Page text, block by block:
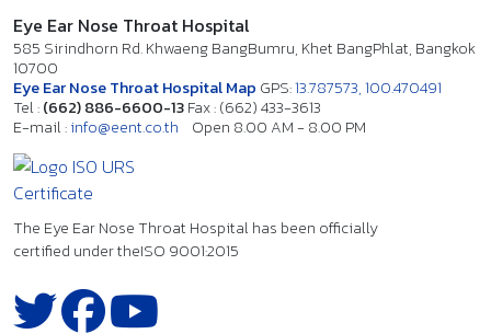
Eye Ear Nose Throat Hospital
585 Sirindhorn Rd. Khwaeng BangBumru, Khet BangPhlat, Bangkok
10700
Eye Ear Nose Throat Hospital Map GPS:13.787573, 100.470491
Tel :(662) 886-6600-13Fax : (662) 433-3613
E-mail :info@eent.co.th Open 8.00 AM - 8.00 PM
The Eye Ear Nose Throat Hospital has been officially
certified under theISO 9001:2015